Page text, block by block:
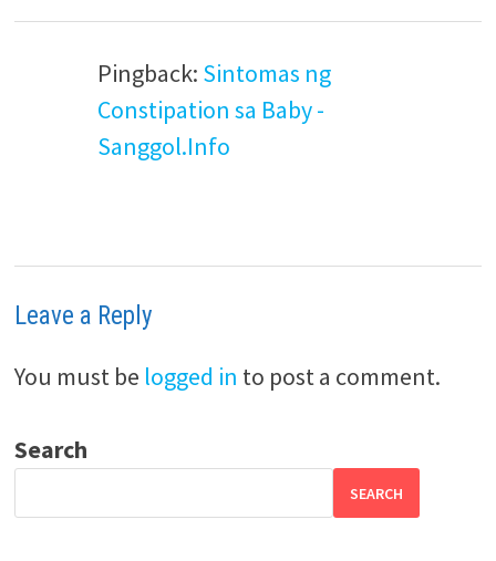
Pingback: Sintomas ng
Constipation sa Baby -
Sanggol.Info
Leave a Reply
You must be logged in to post a comment.
Search
SEARCH